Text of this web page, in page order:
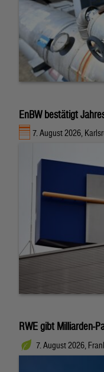
EnBW bestätigt
7. August 2026,
RWE gibt Milliarden-
7. August 2026,